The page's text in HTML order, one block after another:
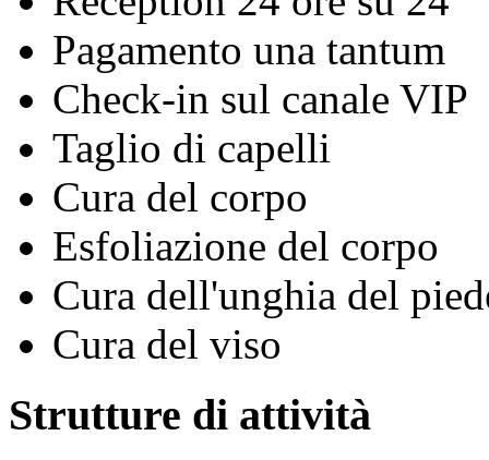
Pagamento una tantum
Check-in sul canale VIP
Taglio di capelli
Cura del corpo
Esfoliazione del corpo
Cura dell'unghia del
Cura del viso
Strutture di attività